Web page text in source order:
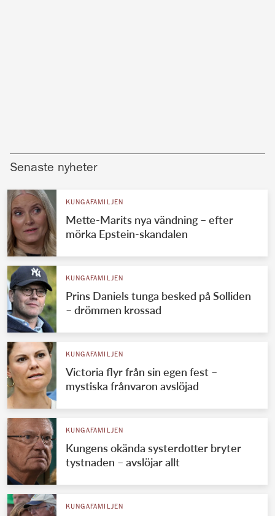
Senaste nyheter
KUNGAFAMILJEN
Mette-Marits nya vändning – efter
mörka Epstein-skandalen
KUNGAFAMILJEN
Prins Daniels tunga besked på Solliden
– drömmen krossad
KUNGAFAMILJEN
Victoria flyr från sin egen fest –
mystiska frånvaron avslöjad
KUNGAFAMILJEN
Kungens okända systerdotter bryter
tystnaden – avslöjar allt
KUNGAFAMILJEN